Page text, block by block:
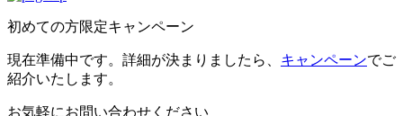
初めての方限定キャンペーン
現在準備中です。詳細が決まりましたら、 キャンペーンでご
紹介いたします。
お気軽にお問い合わせください